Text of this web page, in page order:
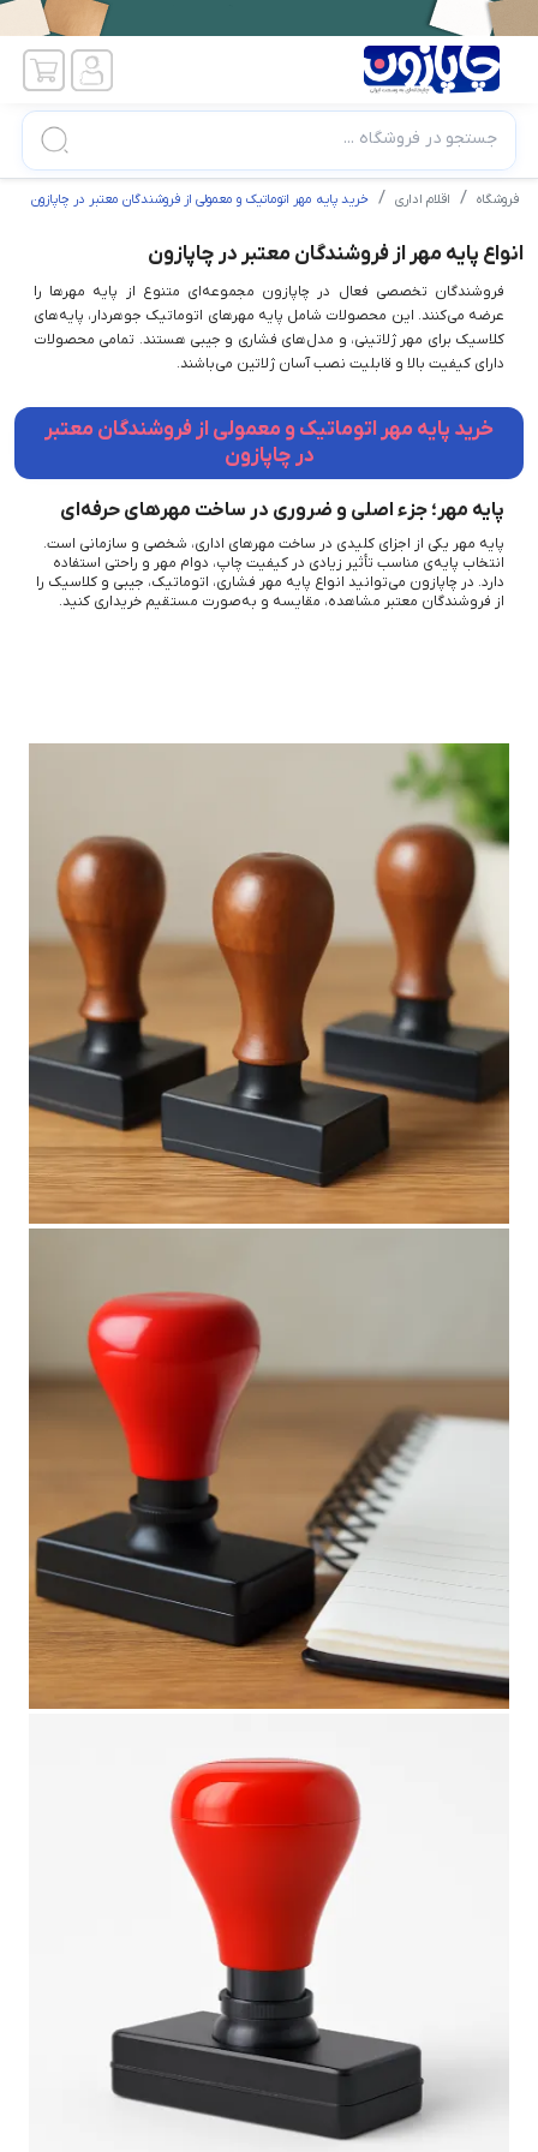
جستجو در فروشگاه ...
فروشگاه اقلام اداری خرید پایه مهر اتوماتیک و معمولی از فروشندگان معتبر در چاپازون
انواع پایه مهر از فروشندگان معتبر در چاپازون
فروشندگان تخصصی فعال در چاپازون مجموعه‌ای متنوع از پایه مهرها را
عرضه می‌کنند. این محصولات شامل پایه مهرهای اتوماتیک جوهردار، پایه‌های
کلاسیک برای مهر ژلاتینی، و مدل‌های فشاری و جیبی هستند. تمامی محصولات
دارای کیفیت بالا و قابلیت نصب آسان ژلاتین می‌باشند.
خرید پایه مهر اتوماتیک و معمولی از فروشندگان معتبر
در چاپازون
پایه مهر؛ جزء اصلی و ضروری در ساخت مهرهای حرفه‌ای
پایه مهر یکی از اجزای کلیدی در ساخت مهرهای اداری، شخصی و سازمانی است.
انتخاب پایه‌ی مناسب تأثیر زیادی در کیفیت چاپ، دوام مهر و راحتی استفاده
دارد. در چاپازون می‌توانید انواع پایه مهر فشاری، اتوماتیک، جیبی و کلاسیک را
از فروشندگان معتبر مشاهده، مقایسه و به‌صورت مستقیم خریداری کنید.